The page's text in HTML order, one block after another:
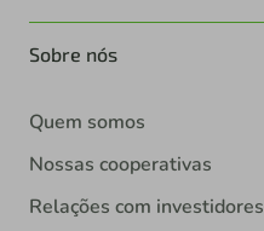
Sobre nós
Quem somos
Nossas cooperativas
Relações com investidores